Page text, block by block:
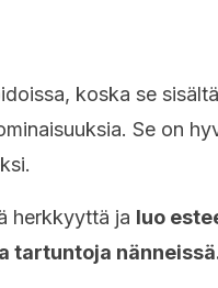
koska se
Se on
herkkyyttä ja luo
tartuntoja